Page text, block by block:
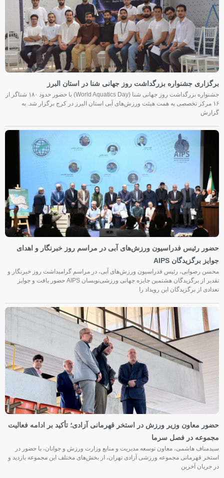
برگزاری جشنواره بزرگداشت روز جهانی شنا در استان البرز
جشنواره بزرگداشت روز جهانی شنا (World Aquatics Day) با حضور حدود ۱۸۰ شناگر از
۱۶ مرکز تخصصی به همت هیئت ورزش‌های آبی استان البرز در کرج برگزار شد. به
گزارش
حضور رئیس فدراسیون ورزش‌های آبی در مراسم روز خبرنگار و اهدای
جوایز برگزیدگان AIPS
محسن رضوانی، رئیس فدراسیون ورزش‌های آبی، در مراسم گرامیداشت روز خبرنگار و
تقدیر از برگزیدگان هشتمین جایزه جهانی ورزشی‌نویسان AIPS حضور یافت و جوایز
تعدادی از برگزیدگان این رویداد را
حضور معاون وزیر ورزش در استخر قهرمانی آزادی؛ تأکید بر ادامه فعالیت
مجموعه در فصل سرما
سیدمناف هاشمی، معاون توسعه مدیریت و منابع وزارت ورزش و جوانان، با حضور در
استخر قهرمانی مجموعه ورزشی آزادی تهران، از بخش‌های مختلف این مجموعه بازدید و
در جریان آخرین